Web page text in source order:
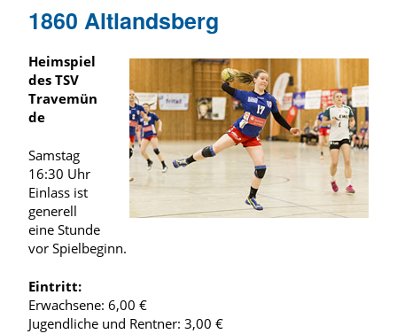
1860 Altlandsberg
Heimspiel
des TSV
Travemün
de
Samstag
16:30 Uhr
Einlass ist
generell
eine Stunde
vor Spielbeginn.
Eintritt:
Erwachsene: 6,00 €
Jugendliche und Rentner: 3,00 €